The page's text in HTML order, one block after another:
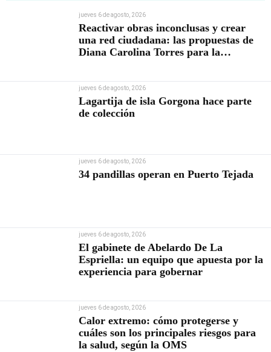
jueves 6 de agosto, 2026
Reactivar obras inconclusas y crear
una red ciudadana: las propuestas de
Diana Carolina Torres para la
jueves 6 de agosto, 2026
Lagartija de isla Gorgona hace parte
de colección
jueves 6 de agosto, 2026
34 pandillas operan en Puerto Tejada
jueves 6 de agosto, 2026
El gabinete de Abelardo De La
Espriella: un equipo que apuesta por la
experiencia para gobernar
jueves 6 de agosto, 2026
Calor extremo: cómo protegerse y
cuáles son los principales riesgos para
la salud, según la OMS